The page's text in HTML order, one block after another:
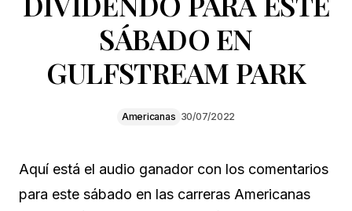
SÁBADO EN
GULFSTREAM PARK
Americanas 30/07/2022
Aquí está el audio ganador con los comentarios
para este sábado en las carreras Americanas